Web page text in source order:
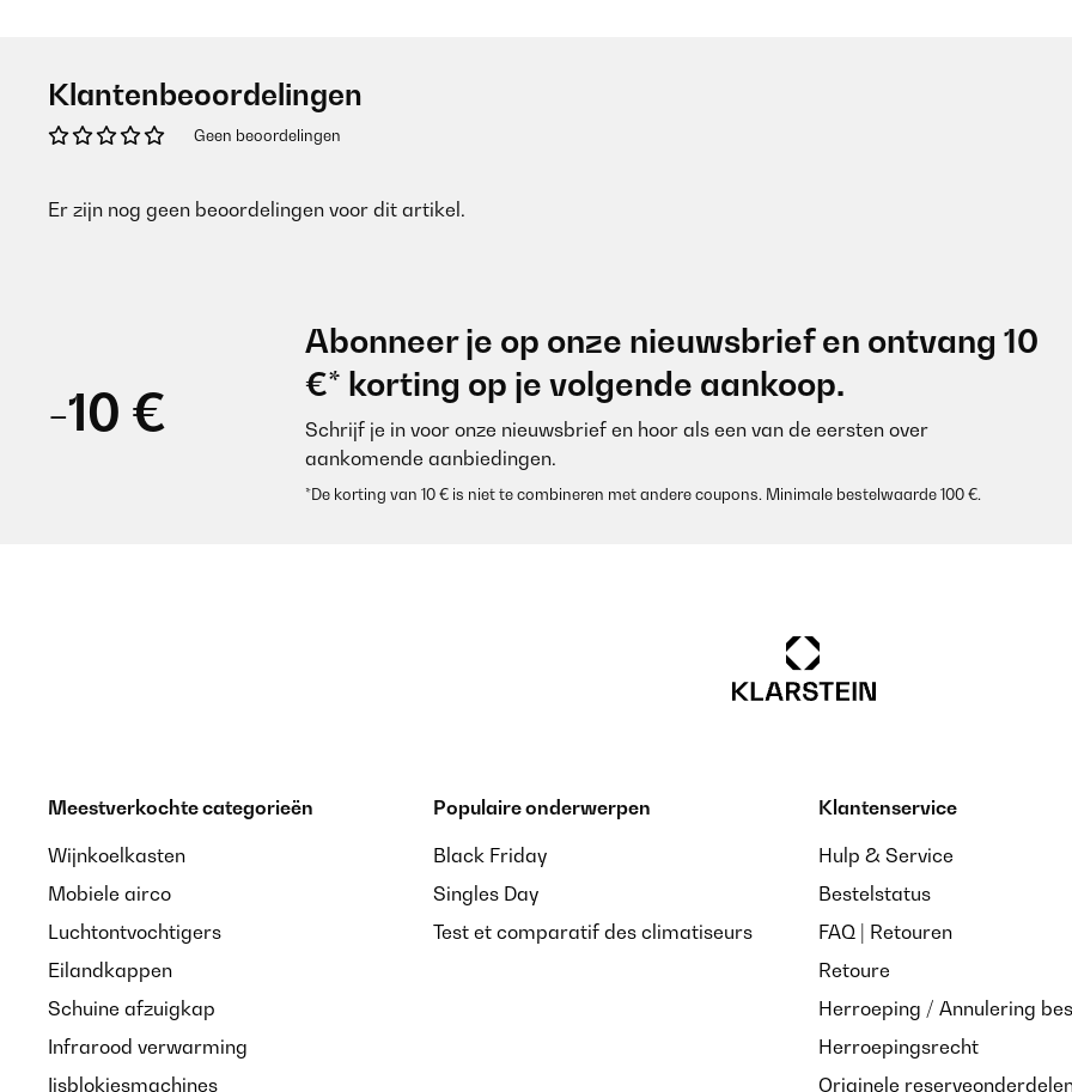
Klantenbeoordelingen
Geen beoordelingen
Er zijn nog geen beoordelingen voor dit artikel.
-10 €
Abonneer je op onze nieuwsbrief en ontvang 10
€* korting op je volgende aankoop.
Schrijf je in voor onze nieuwsbrief en hoor als een van de eersten over
aankomende aanbiedingen.
*De korting van 10 € is niet te combineren met andere coupons. Minimale bestelwaarde 100 €.
Meestverkochte categorieën
Wijnkoelkasten
Mobiele airco
Luchtontvochtigers
Eilandkappen
Schuine afzuigkap
Infrarood verwarming
Ijsblokjesmachines
Populaire onderwerpen
Black Friday
Singles Day
Test et comparatif des climatiseurs
Klantenservice
Hulp & Service
Bestelstatus
FAQ | Retouren
Retoure
Herroeping / Annulering
Herroepingsrecht
Originele